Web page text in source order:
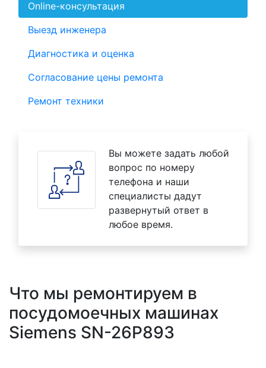
Online-консультация
Выезд инженера
Диагностика и оценка
Согласование цены ремонта
Ремонт техники
Вы можете задать любой
вопрос по номеру
телефона и наши
специалисты дадут
развернутый ответ в
любое время.
Что мы ремонтируем в
посудомоечных машинах
Siemens SN-26P893